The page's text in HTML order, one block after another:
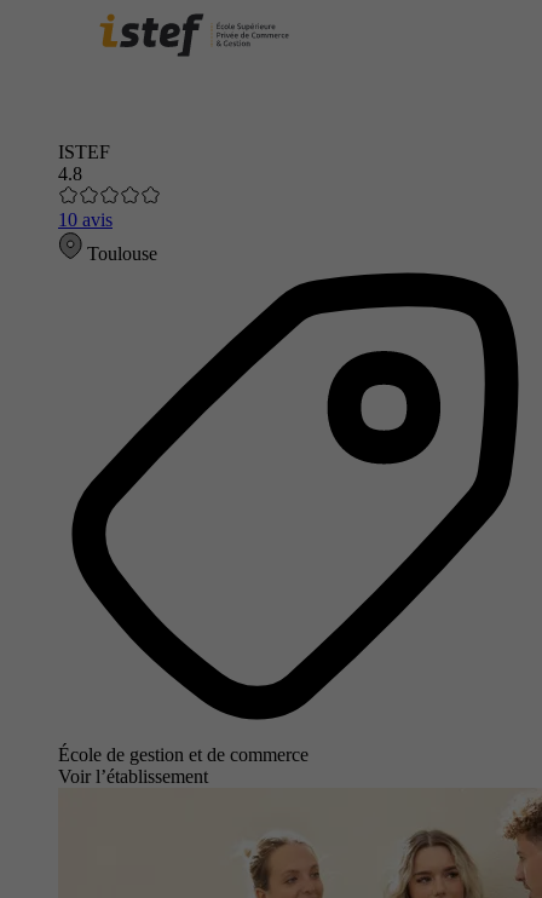
ISTEF
4.8
10 avis
Toulouse
École de gestion et de commerce
Voir l’établissement